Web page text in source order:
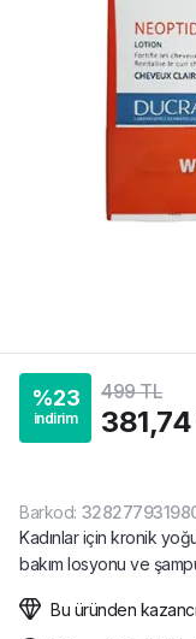
%23
indirim
499 TL
Barkod:
Kadınlar için kronik
bakım losyonu ve
Bu üründen